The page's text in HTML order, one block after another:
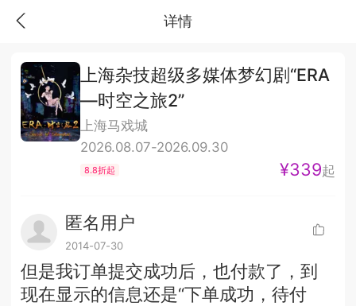
详情
上海杂技超级多媒体梦幻剧“ERA
—时空之旅2”
上海马戏城
2026.08.07-2026.09.30
8.8折起 ¥339起
匿名用户
2014-07-30
但是我订单提交成功后，也付款了，到
现在显示的信息还是“下单成功，待付